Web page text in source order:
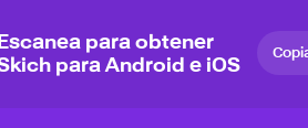
para obtener
para Android e iOS